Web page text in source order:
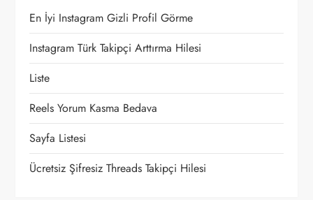
i
n
m
e
s
i
En İyi Instagram Gizli Profil Görme
Instagram Türk Takipçi Arttırma Hilesi
Liste
Reels Yorum Kasma Bedava
Sayfa Listesi
Ücretsiz Şifresiz Threads Takipçi Hilesi